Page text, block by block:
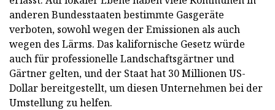
anderen Bundesstaaten bestimmte Gasgeräte
verboten, sowohl wegen der Emissionen als auch
wegen des Lärms. Das kalifornische Gesetz würde
auch für professionelle Landschaftsgärtner und
Gärtner gelten, und der Staat hat 30 Millionen US-
Dollar bereitgestellt, um diesen Unternehmen bei der
Umstellung zu helfen.